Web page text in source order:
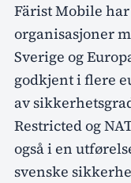
Färist Mobile
organisasjoner
Sverige og
godkjent i flere
av
Restricted og
også i en
svenske